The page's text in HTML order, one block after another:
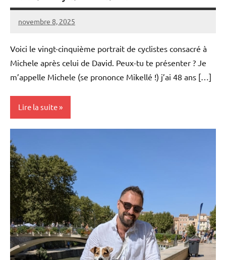
novembre 8, 2025
Carmen
1
Voici le vingt-cinquième portrait de cyclistes consacré à
Michele après celui de David. Peux-tu te présenter ? Je
m’appelle Michele (se prononce Mikellé !) j’ai 48 ans […]
Lire la suite